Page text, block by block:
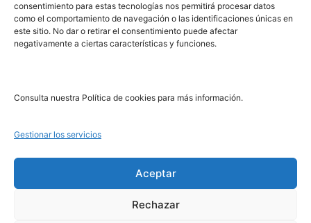
consentimiento para estas tecnologías nos permitirá procesar datos
como el comportamiento de navegación o las identificaciones únicas en
este sitio. No dar o retirar el consentimiento puede afectar
negativamente a ciertas características y funciones.
Consulta nuestra Política de cookies para más información.
Gestionar los servicios
Aceptar
Rechazar
PRL | Films
PRL | Play
PRL | LAB
Noticias
Legal
Aviso Legal